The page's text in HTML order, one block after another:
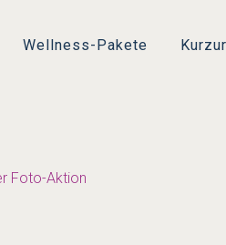
Wellness-Pakete
Foto-Aktion